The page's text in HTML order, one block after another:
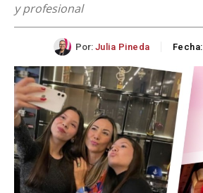
y profesional
Por: Julia Pineda Fecha: